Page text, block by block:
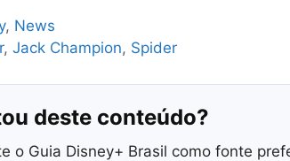
, News
,Jack Champion, Spider
deste conteúdo?
o Guia Disney+ Brasil como fonte